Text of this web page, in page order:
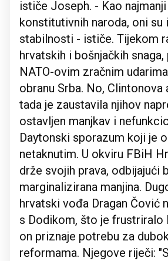
ističe Joseph. - Kao
konstitutivnih naroda, oni su
stabilnosti - ističe. Tijekom
hrvatskih i bošnjačkih snaga,
NATO-ovim zračnim
obranu Srba. No,
tada je zaustavila njihov
ostavljen manjkav i
Daytonski sporazum koji je
netaknutim. U okviru FBiH
drže svojih prava, odbijajući
marginalizirana manjina.
hrvatski vođa Dragan Čović
s Dodikom, što je frustriralo
on priznaje potrebu za
reformama. Njegove riječi: